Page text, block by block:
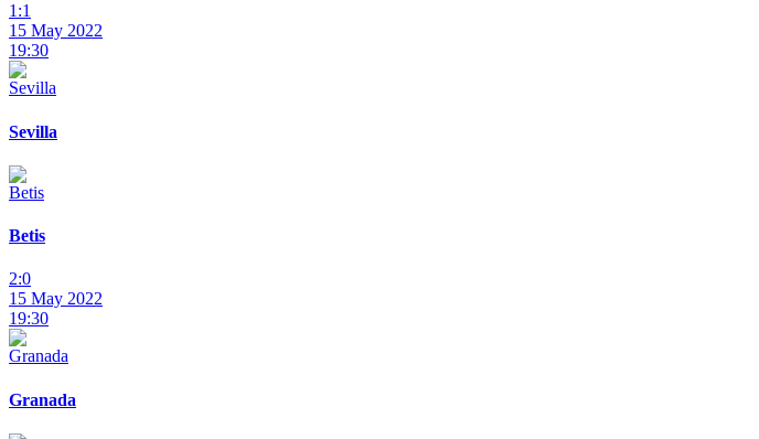
1:1
15 May 2022
19:30
Sevilla
Betis
2:0
15 May 2022
19:30
Granada